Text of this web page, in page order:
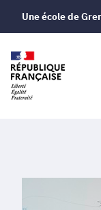
Une école de